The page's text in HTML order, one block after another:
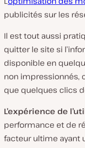
publicités sur les
Il est tout aussi
quitter le site si
disponible en
non impressionnés,
que quelques clics
L’expérience de
performance et de
facteur ultime ayant